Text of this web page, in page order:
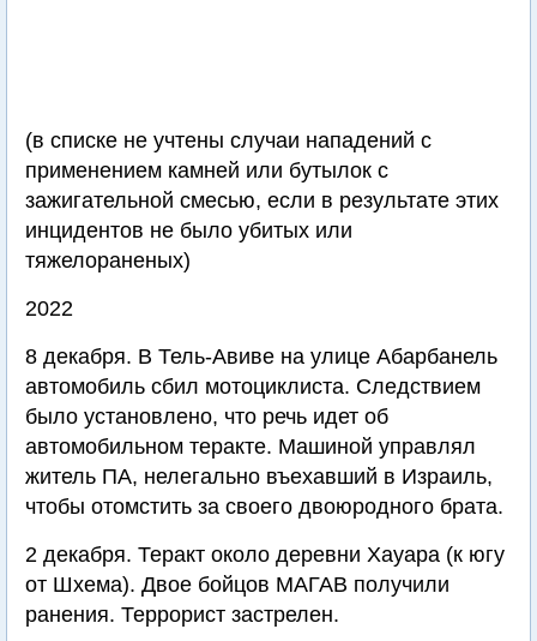
(в списке не учтены случаи нападений с
применением камней или бутылок с
зажигательной смесью, если в результате этих
инцидентов не было убитых или
тяжелораненых)
2022
8 декабря. В Тель-Авиве на улице Абарбанель
автомобиль сбил мотоциклиста. Следствием
было установлено, что речь идет об
автомобильном теракте. Машиной управлял
житель ПА, нелегально въехавший в Израиль,
чтобы отомстить за своего двоюродного брата.
2 декабря. Теракт около деревни Хауара (к югу
от Шхема). Двое бойцов МАГАВ получили
ранения. Террорист застрелен.